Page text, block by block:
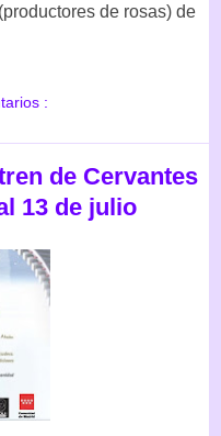
de rosas) de
:
de Cervantes
13 de julio